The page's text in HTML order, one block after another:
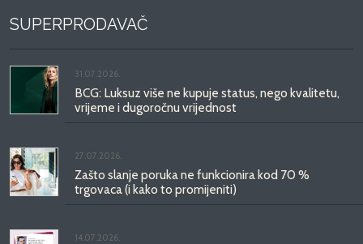
SUPERPRODAVAČ
31.07.2026.
BCG: Luksuz više ne kupuje status, nego kvalitetu,
vrijeme i dugoročnu vrijednost
27.07.2026.
Zašto slanje poruka ne funkcionira kod 70 %
trgovaca (i kako to promijeniti)
14.07.2026.